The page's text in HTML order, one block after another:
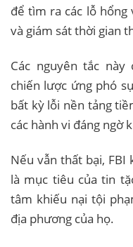
để tìm ra các lỗ hổng
và giám sát thời gian
Các nguyên tắc
chiến lược ứng phó
bất kỳ lỗi nền tảng
các hành vi đáng ngờ
Nếu vẫn thất bại,
là mục tiêu của tin
tâm khiếu nại tội
địa phương của họ.